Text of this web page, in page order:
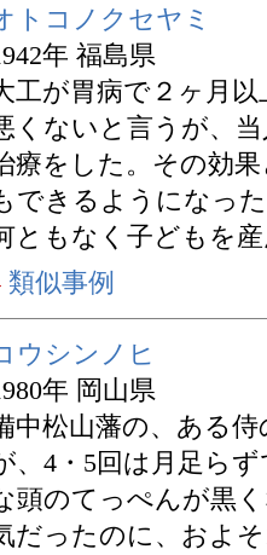
トコノクセヤミ
年 福島県
工が胃病で２ヶ月
くないと言うが、
療をした。その効
できるようになっ
ともなく子どもを
類似事例
ウシンノヒ
年 岡山県
中松山藩の、ある
、4・5回は月足ら
頭のてっぺんが黒
だったのに、およ